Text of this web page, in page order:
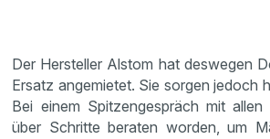
Der Hersteller Alstom hat deswegen
Ersatz angemietet. Sie sorgen jedoch
Bei einem Spitzengespräch mit
über Schritte beraten worden, um